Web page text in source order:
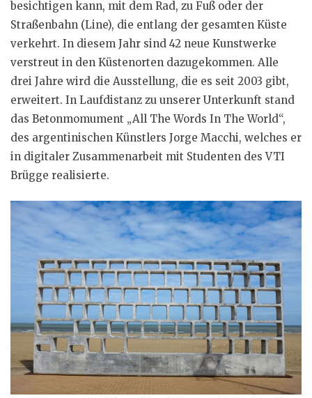
besichtigen kann, mit dem Rad, zu Fuß oder der
Straßenbahn (Line), die entlang der gesamten Küste
verkehrt. In diesem Jahr sind 42 neue Kunstwerke
verstreut in den Küstenorten dazugekommen. Alle
drei Jahre wird die Ausstellung, die es seit 2003 gibt,
erweitert. In Laufdistanz zu unserer Unterkunft stand
das Betonmomument „All The Words In The World“,
des argentinischen Künstlers Jorge Macchi, welches er
in digitaler Zusammenarbeit mit Studenten des VTI
Brügge realisierte.